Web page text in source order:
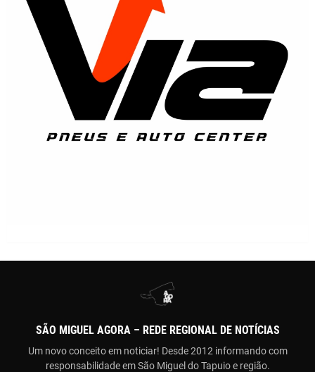
SÃO MIGUEL AGORA – REDE REGIONAL DE NOTÍCIAS
Um novo conceito em noticiar! Desde 2012 informando com
responsabilidade em São Miguel do Tapuio e região.